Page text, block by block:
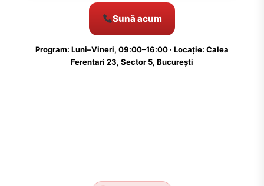
Sună acum
Program: Luni–Vineri, 09:00–16:00 · Locație: Calea
Ferentari 23, Sector 5, București